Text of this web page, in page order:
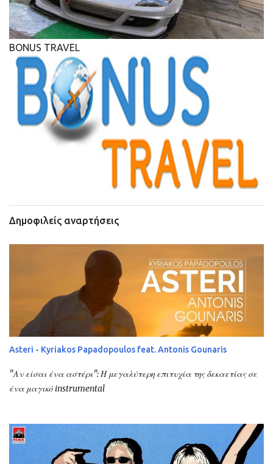
BONUS TRAVEL
Δημοφιλείς αναρτήσεις
Asteri - Kyriakos Papadopoulos feat. Antonis Gounaris
"Αν είσαι ένα αστέρι": Η μεγαλύτερη επιτυχία της δεκαετίας σε
ένα μαγικό instrumental